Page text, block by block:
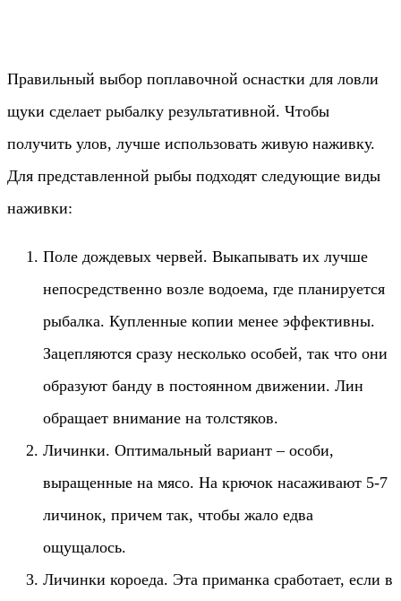
Правильный выбор поплавочной оснастки для ловли
щуки сделает рыбалку результативной. Чтобы
получить улов, лучше использовать живую наживку.
Для представленной рыбы подходят следующие виды
наживки:
Поле дождевых червей. Выкапывать их лучше
непосредственно возле водоема, где планируется
рыбалка. Купленные копии менее эффективны.
Зацепляются сразу несколько особей, так что они
образуют банду в постоянном движении. Лин
обращает внимание на толстяков.
Личинки. Оптимальный вариант – особи,
выращенные на мясо. На крючок насаживают 5-7
личинок, причем так, чтобы жало едва
ощущалось.
Личинки короеда. Эта приманка сработает, если в